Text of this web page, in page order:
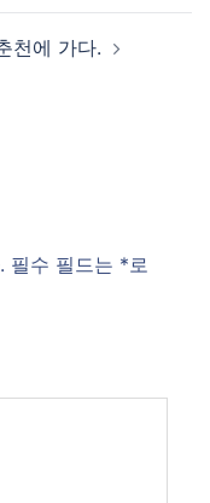
천에 가다.
필수 필드는 *로